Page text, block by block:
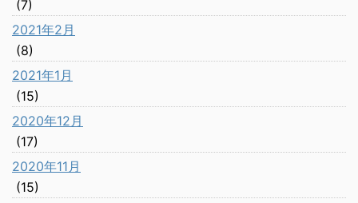
(7)
2021年2月
(8)
2021年1月
(15)
2020年12月
(17)
2020年11月
(15)